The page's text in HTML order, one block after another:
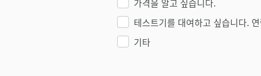
가격을 알고 싶습니다.
테스트기를 대여하고 싶습니다.
기타